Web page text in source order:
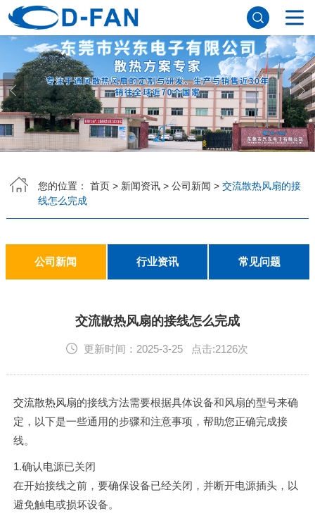
网站首页
关于香蕉APP下载安装污免费
公司简介
董事长寄语
发展历程
公司优势
企业文化
荣誉资质
企业风采
仪器设备
视频中心
产品中心
应用案例
工程案例
解决方案
公司新闻
行业资讯
常见问题
联系香蕉APP下载安装污免费
您的位置： 首页> 新闻资讯> 公司新闻 > 交流散热风扇的接
线怎么完成
公司新闻 行业资讯 常见问题
交流散热风扇的接线怎么完成
更新时间：2025-3-25 点击:2126次
交流散热风扇的接线方法需要根据具体设备和风扇的型号来确
定，以下是一些通用的步骤和注意事项，帮助您正确完成接
线。
1.确认电源已关闭
在开始接线之前，要确保设备已经关闭，并断开电源插头，以
避免触电或损坏设备。